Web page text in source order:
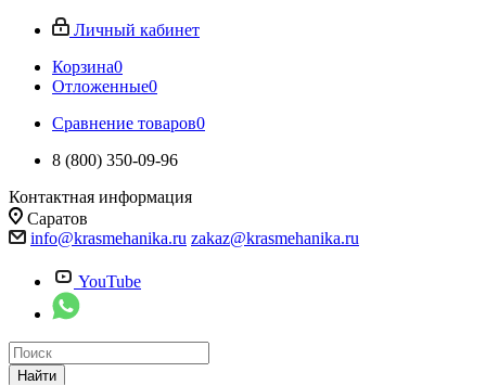
Личный кабинет
Корзина0
Отложенные0
Сравнение товаров0
8 (800) 350-09-96
Контактная информация
Саратов
info@krasmehanika.ru zakaz@krasmehanika.ru
YouTube
Найти